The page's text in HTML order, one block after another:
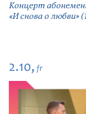
Концерт
«И снова о любви»
2.10, fr